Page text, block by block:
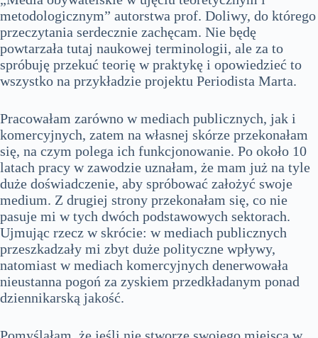
metodologicznym” autorstwa prof. Doliwy, do którego
przeczytania serdecznie zachęcam. Nie będę
powtarzała tutaj naukowej terminologii, ale za to
spróbuję przekuć teorię w praktykę i opowiedzieć to
wszystko na przykładzie projektu Periodista Marta.
Pracowałam zarówno w mediach publicznych, jak i
komercyjnych, zatem na własnej skórze przekonałam
się, na czym polega ich funkcjonowanie. Po około 10
latach pracy w zawodzie uznałam, że mam już na tyle
duże doświadczenie, aby spróbować założyć swoje
medium. Z drugiej strony przekonałam się, co nie
pasuje mi w tych dwóch podstawowych sektorach.
Ujmując rzecz w skrócie: w mediach publicznych
przeszkadzały mi zbyt duże polityczne wpływy,
natomiast w mediach komercyjnych denerwowała
nieustanna pogoń za zyskiem przedkładanym ponad
dziennikarską jakość.